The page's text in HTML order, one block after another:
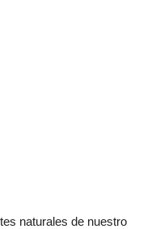
naturales de nuestro